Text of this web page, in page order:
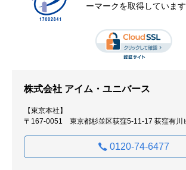
数、識別情報などが記録され、お客様ごと
ズされたウェブサービスを提供するために
す。ただし、お客様自身がクッキーを使用
イト上で個人情報を入力しない限り、特定
することはできません。また、お客様が使
当社は個人情報を上記利用目的の範囲内で
内容に保つように努め、不正なアクセス、
ます。また、お問い合わせ辞退の場合は、
個人情報を遅滞なく破棄いたします。
ーマークを取得しています
株式会社 アイム・ユニバース
【東京本社】
〒167-0051 東京都杉並区荻窪5-11-17 荻窪有川
0120-74-6477